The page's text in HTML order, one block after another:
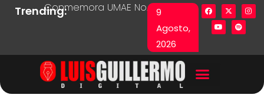
9
Agosto,
2026
Trending:Conmemora UMAE No. 71 Día de las y los
Lista en excel expone